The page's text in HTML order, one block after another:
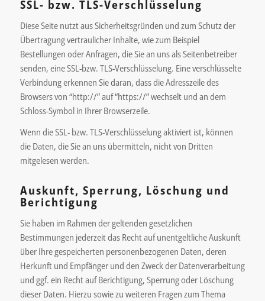
SSL- bzw. TLS-Verschlüsselung
Diese Seite nutzt aus Sicherheitsgründen und zum Schutz der
Übertragung vertraulicher Inhalte, wie zum Beispiel
Bestellungen oder Anfragen, die Sie an uns als Seitenbetreiber
senden, eine SSL-bzw. TLS-Verschlüsselung. Eine verschlüsselte
Verbindung erkennen Sie daran, dass die Adresszeile des
Browsers von “http://” auf “https://” wechselt und an dem
Schloss-Symbol in Ihrer Browserzeile.
Wenn die SSL- bzw. TLS-Verschlüsselung aktiviert ist, können
die Daten, die Sie an uns übermitteln, nicht von Dritten
mitgelesen werden.
Auskunft, Sperrung, Löschung und
Berichtigung
Sie haben im Rahmen der geltenden gesetzlichen
Bestimmungen jederzeit das Recht auf unentgeltliche Auskunft
über Ihre gespeicherten personenbezogenen Daten, deren
Herkunft und Empfänger und den Zweck der Datenverarbeitung
und ggf. ein Recht auf Berichtigung, Sperrung oder Löschung
dieser Daten. Hierzu sowie zu weiteren Fragen zum Thema